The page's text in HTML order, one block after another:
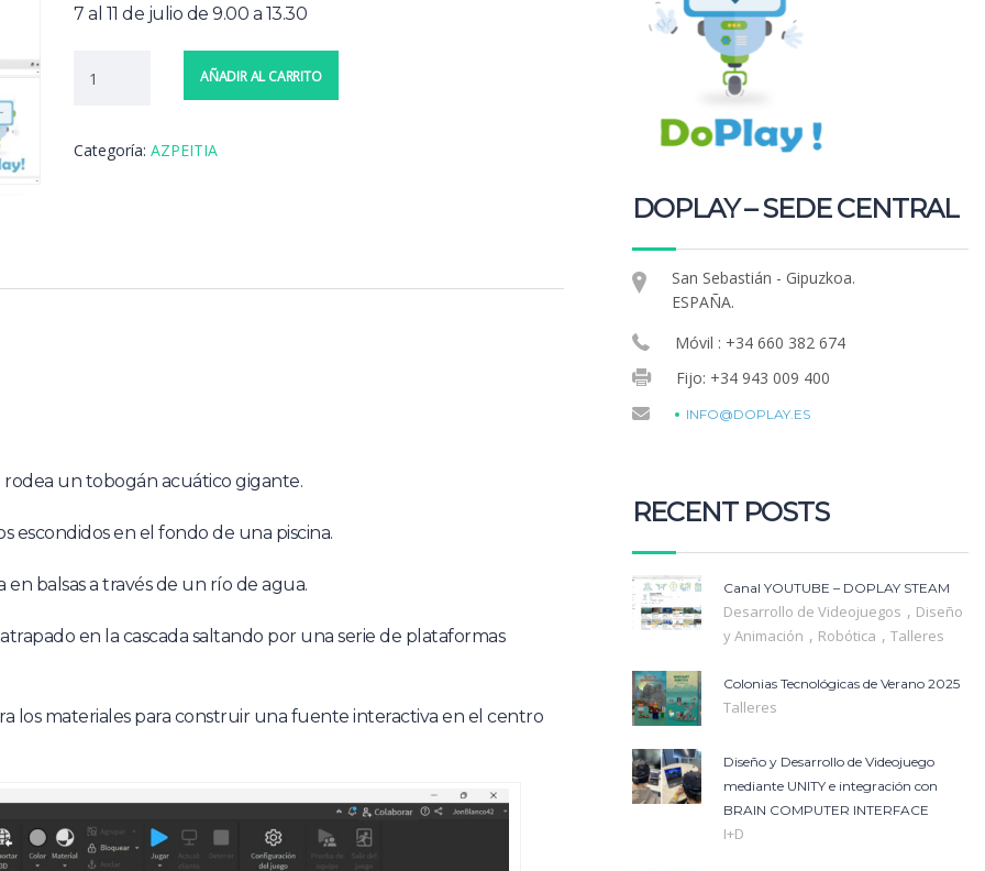
€165.00.€140.00.
7 al 11 de julio de 9.00 a 13.30
AÑADIR AL CARRITO
Categoría: AZPEITIA
rodea un tobogán acuático gigante.
escondidos en el fondo de una piscina.
en balsas a través de un río de agua.
en la cascada saltando por una serie de plataformas
los materiales para construir una fuente interactiva en el centro
DOPLAY – SEDE CENTRAL
San Sebastián - Gipuzkoa.
ESPAÑA.
Móvil : +34 660 382 674
Fijo: +34 943 009 400
INFO@DOPLAY.ES
RECENT POSTS
Canal YOUTUBE – DOPLAY STEAM
Desarrollo de Videojuegos , Diseño
y Animación , Robótica , Talleres
Colonias Tecnológicas de Verano 2025
Talleres
Diseño y Desarrollo de Videojuego
mediante UNITY e integración con
BRAIN COMPUTER INTERFACE
I+D